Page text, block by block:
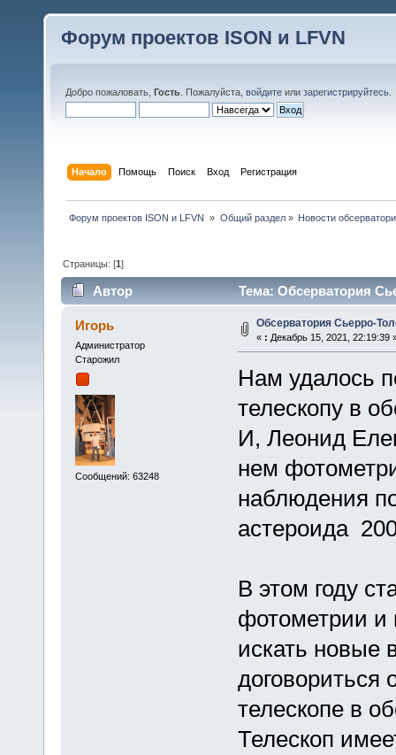
Форум проектов ISON и LFVN
Добро пожаловать, Гость . Пожалуйста, войдите или зарегистрируйтесь
Начало Помощь Поиск Вход Регистрация
Форум проектов ISON и LFVN » Общий раздел» Новости
Страницы: [1]
Автор Тема: Обсерватория
Игорь
Администратор
Старожил
Сообщений: 63248
Обсерватория Сьерро-
« : Декабрь 15, 2021, 22:19:39
Нам удалось
телескопу в
И, Леонид
нем
наблюдения
астероида
В этом году
фотометрии и
искать новые
телескопе в
Телескоп